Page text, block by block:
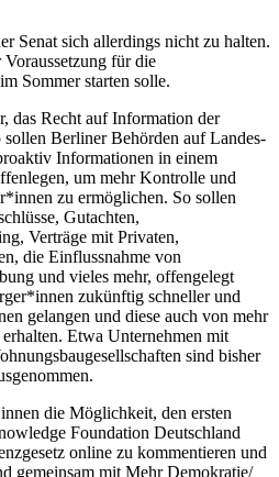
Senat sich allerdings nicht zu halten.
für die
Sommer starten solle.
das Recht auf Information der
Berliner Behörden auf Landes-
Informationen in einem
um mehr Kontrolle und
zu ermöglichen. So sollen
Gutachten,
Verträge mit Privaten,
die Einflussnahme von
und vieles mehr, offengelegt
zukünftig schneller und
gelangen und diese auch von mehr
Etwa Unternehmen mit
sind bisher
die Möglichkeit, den ersten
Foundation Deutschland
online zu kommentieren und
gemeinsam mit Mehr Demokratie/